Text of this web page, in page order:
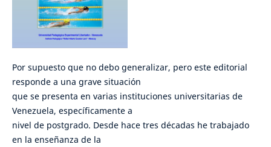
Por supuesto que no debo generalizar, pero este editorial
responde a una grave situación
que se presenta en varias instituciones universitarias de
Venezuela, específicamente a
nivel de postgrado. Desde hace tres décadas he trabajado
en la enseñanza de la